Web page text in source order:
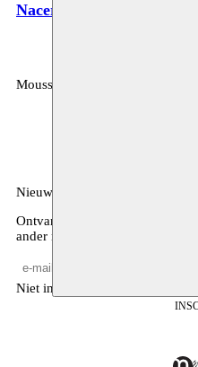
Nacera Belaza
Moussem
Nieuwsbrief
Ontvang maandelijkse updates
ander nieuws
Niet invullen